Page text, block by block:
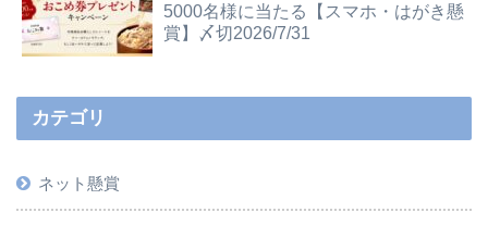
5000名様に当たる【スマホ・はがき懸
賞】〆切2026/7/31
カテゴリ
ネット懸賞